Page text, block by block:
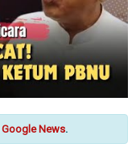
Google News.